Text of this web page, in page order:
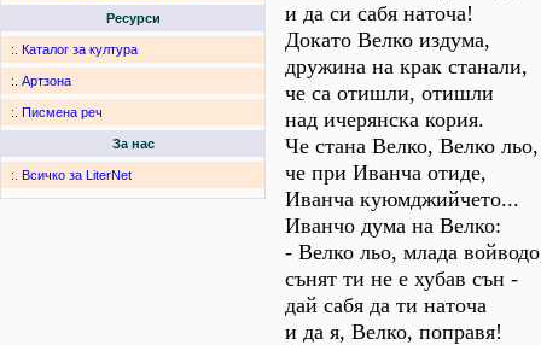
Ресурси
:. Каталог за култура
:. Артзона
:. Писмена реч
За нас
:. Всичко за LiterNet
и да си сабя наточа!
Докато Велко издума,
дружина на крак станали,
че са отишли, отишли
над ичерянска кория.
Че стана Велко, Велко льо,
че при Иванча отиде,
Иванча куюмджийчето...
Иванчо дума на Велко:
- Велко льо, млада
сънят ти не е хубав сън -
дай сабя да ти наточа
и да я, Велко, поправя!